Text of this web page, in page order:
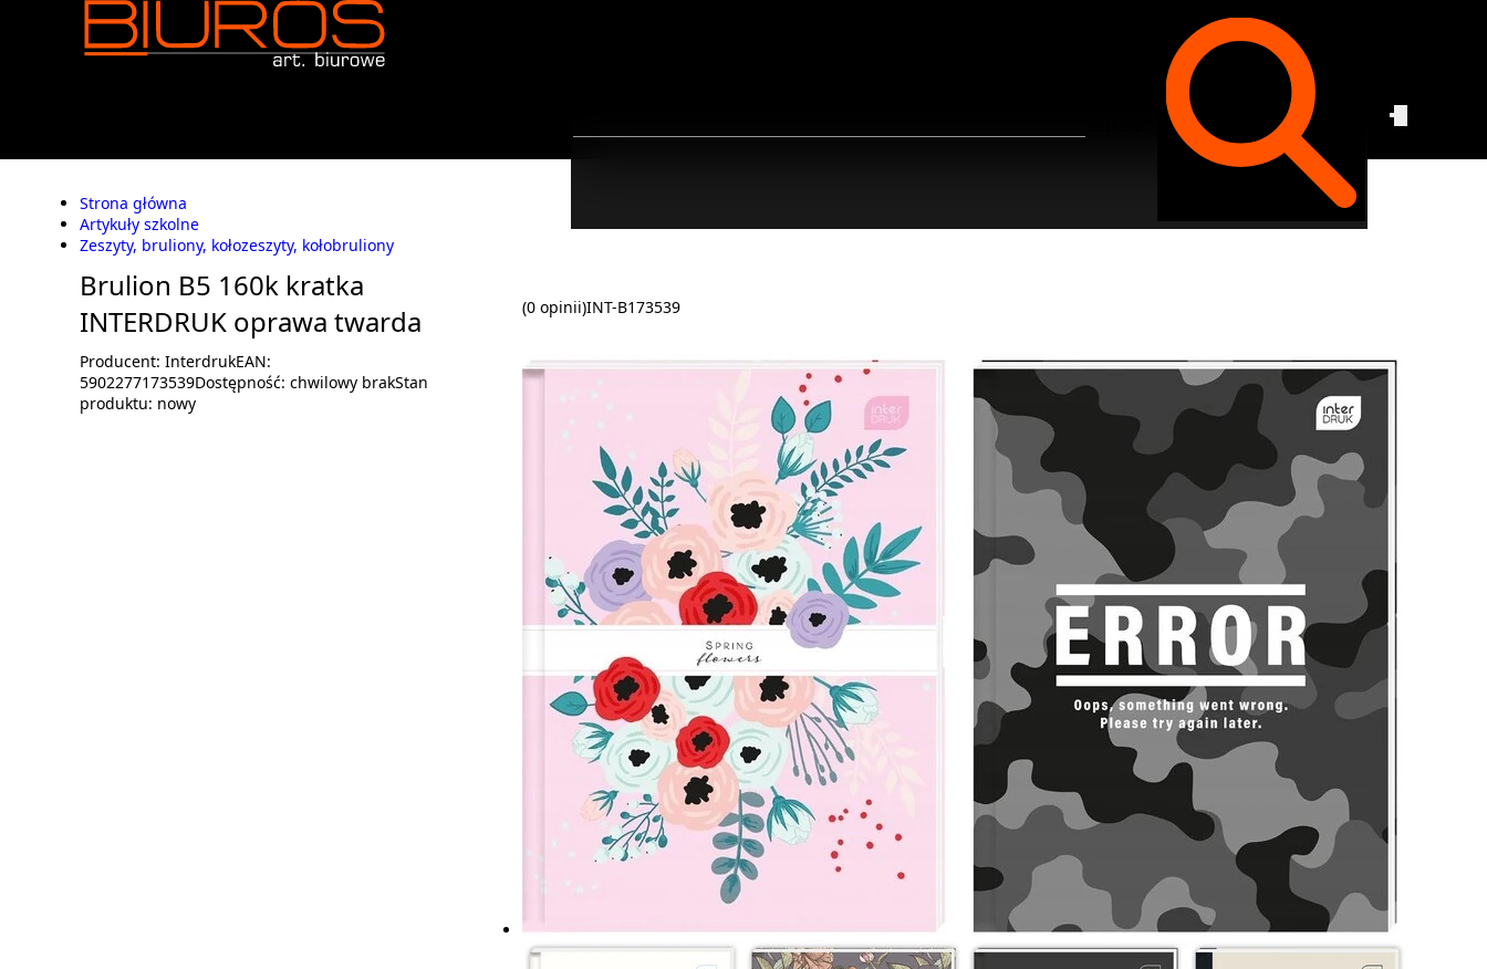
Strona główna
Artykuły szkolne
Zeszyty, bruliony, kołozeszyty, kołobruliony
Brulion B5 160k kratka
INTERDRUK oprawa twarda
(0 opinii)INT-B173539
Producent: InterdrukEAN:
5902277173539Dostępność: chwilowy brakStan
produktu: nowy